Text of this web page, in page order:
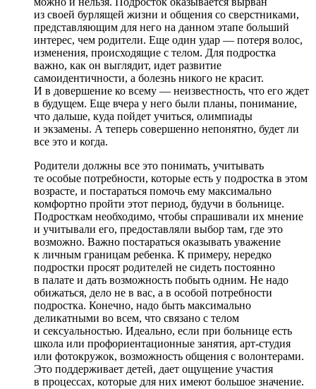
из своей бурлящей жизни и общения со сверстниками,
представляющим для него на данном этапе больший
интерес, чем родители. Еще один удар — потеря волос,
изменения, происходящие с телом. Для подростка
важно, как он выглядит, идет развитие
самоидентичности, а болезнь никого не красит.
И в довершение ко всему — неизвестность, что его ждет
в будущем. Еще вчера у него были планы, понимание,
что дальше, куда пойдет учиться, олимпиады
и экзамены. А теперь совершенно непонятно, будет ли
все это и когда.
Родители должны все это понимать, учитывать
те особые потребности, которые есть у подростка в этом
возрасте, и постараться помочь ему максимально
комфортно пройти этот период, будучи в больнице.
Подросткам необходимо, чтобы спрашивали их мнение
и учитывали его, предоставляли выбор там, где это
возможно. Важно постараться оказывать уважение
к личным границам ребенка. К примеру, нередко
подростки просят родителей не сидеть постоянно
в палате и дать возможность побыть одним. Не надо
обижаться, дело не в вас, а в особой потребности
подростка. Конечно, надо быть максимально
деликатными во всем, что связано с телом
и сексуальностью. Идеально, если при больнице есть
школа или профориентационные занятия, арт-студия
или фотокружок, возможность общения с волонтерами.
Это поддерживает детей, дает ощущение участия
в процессах, которые для них имеют большое значение.